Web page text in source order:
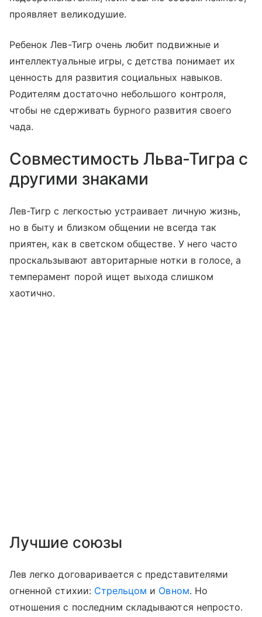
проявляет великодушие.
Ребенок Лев-Тигр очень любит подвижные и
интеллектуальные игры, с детства понимает их
ценность для развития социальных навыков.
Родителям достаточно небольшого контроля,
чтобы не сдерживать бурного развития своего
чада.
Совместимость Льва-Тигра с
другими знаками
Лев-Тигр с легкостью устраивает личную жизнь,
но в быту и близком общении не всегда так
приятен, как в светском обществе. У него часто
проскальзывают авторитарные нотки в голосе, а
темперамент порой ищет выхода слишком
хаотично.
Лучшие союзы
Лев легко договаривается с представителями
огненной стихии: Стрельцом и Овном. Но
отношения с последним складываются непросто.